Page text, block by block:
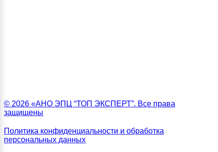
© 2026 «АНО ЭПЦ “ТОП ЭКСПЕРТ”. Все права
защищены
Политика конфиденциальности и обработка
персональных данных